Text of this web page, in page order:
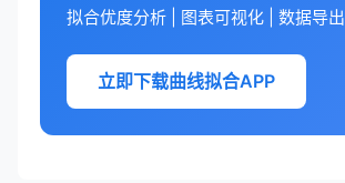
拟合优度分析 | 图表可视化 | 数据导出
立即下载曲线拟合APP